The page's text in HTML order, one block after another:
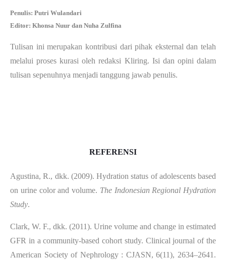
Penulis: Putri Wulandari
Editor: Khonsa Nuur dan Nuha Zulfina
Tulisan ini merupakan kontribusi dari pihak eksternal dan telah
melalui proses kurasi oleh redaksi Kliring. Isi dan opini dalam
tulisan sepenuhnya menjadi tanggung jawab penulis.
REFERENSI
Agustina, R., dkk. (2009). Hydration status of adolescents based
on urine color and volume. The Indonesian Regional Hydration
Study.
Clark, W. F., dkk. (2011). Urine volume and change in estimated
GFR in a community-based cohort study. Clinical journal of the
American Society of Nephrology : CJASN, 6(11), 2634–2641.